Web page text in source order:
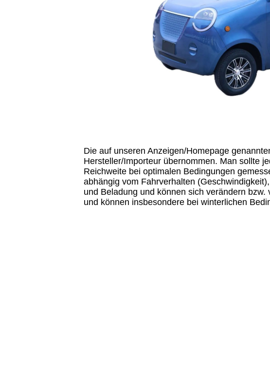
Die auf unseren Anzeigen/Homepage
Hersteller/Importeur übernommen. Man sollte
Reichweite bei optimalen Bedingungen
abhängig vom Fahrverhalten
und Beladung und können sich verändern
und können insbesondere bei winterlichen